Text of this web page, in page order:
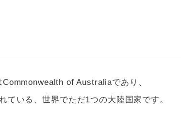
of Australiaであり、
ている、世界でただ1つの大陸国家です。